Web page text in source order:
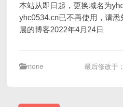
本站从即日起，更换域名为
yhc0534.cn已不再使用，请
晨的博客2022年4月24日
none 最后修改于